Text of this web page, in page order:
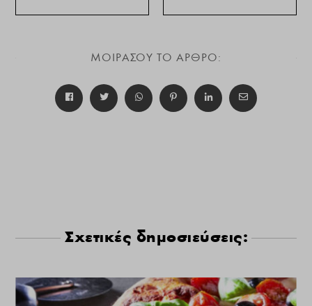
ΜΟΙΡΑΣΟΥ ΤΟ ΑΡΘΡΟ:
Σχετικές δημοσιεύσεις: